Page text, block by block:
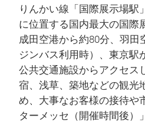
りんかい線「国際展示場駅
に位置する国内最大の国際
成田空港から約80分、羽田
ジンバス利用時）、東京駅
公共交通施設からアクセス
宿、浅草、築地などの観光
め、大事なお客様の接待や
ターメッセ（開催時間後）